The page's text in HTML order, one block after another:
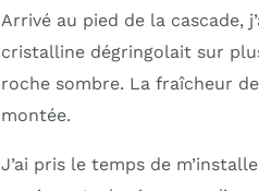
Arrivé au pied de la cascade,
cristalline dégringolait sur
roche sombre. La fraîcheur
montée.
J’ai pris le temps de